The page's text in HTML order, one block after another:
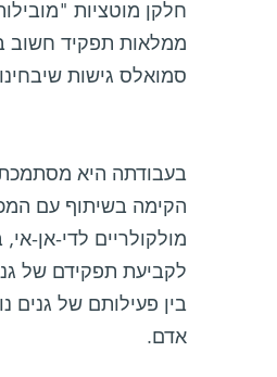
חלקן מוטציות
ממלאות תפקיד חשוב
סמואלס גישות
בעבודתה היא מסתמכת
הקימה בשיתוף עם
מולקולריים לדי-אן-
לקביעת תפקידם של
בין פעילותם של גנים
אדם.